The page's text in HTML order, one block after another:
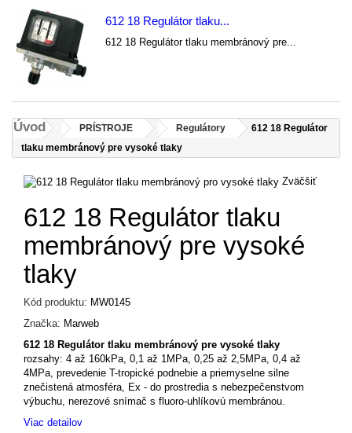
612 18 Regulátor tlaku...
612 18 Regulátor tlaku membránový pre...
Úvod PRÍSTROJE Regulátory
612 18 Regulátor
tlaku membránový pre vysoké tlaky
Zväčšiť
612 18 Regulátor tlaku
membránový pre vysoké
tlaky
Kód produktu: MW0145
Značka: Marweb
612 18 Regulátor tlaku membránový pre vysoké tlaky
rozsahy: 4 až 160kPa, 0,1 až 1MPa, 0,25 až 2,5MPa, 0,4 až
4MPa, prevedenie T-tropické podnebie a priemyselne silne
znečistená atmosféra, Ex - do prostredia s nebezpečenstvom
výbuchu, nerezové snímač s fluoro-uhlíkovú membránou.
Viac detailov